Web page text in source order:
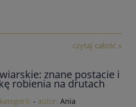
czytaj całość »
znane postacie i
robienia na drutach
- autor: Ania